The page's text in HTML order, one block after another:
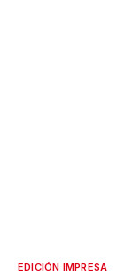
EDICIÓN IMPRESA